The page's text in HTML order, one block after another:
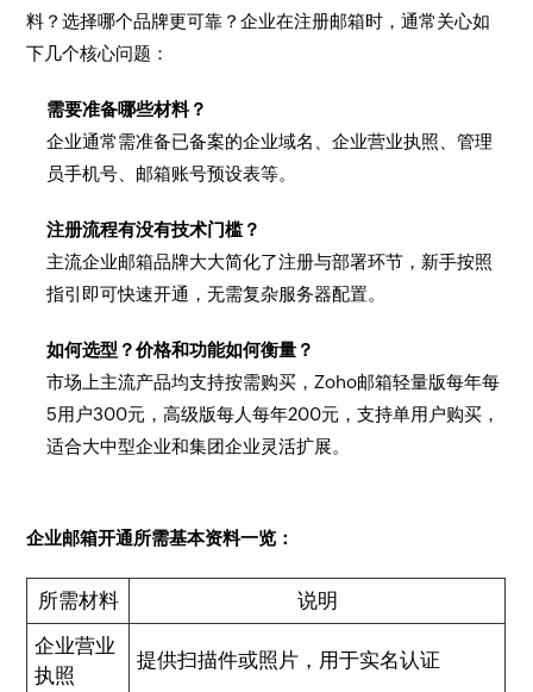
料？选择哪个品牌更可靠？企业在注册邮箱时，通常关心如
下几个核心问题：
需要准备哪些材料？
企业通常需准备已备案的企业域名、企业营业执照、管理
员手机号、邮箱账号预设表等。
注册流程有没有技术门槛？
主流企业邮箱品牌大大简化了注册与部署环节，新手按照
指引即可快速开通，无需复杂服务器配置。
如何选型？价格和功能如何衡量？
市场上主流产品均支持按需购买，Zoho邮箱轻量版每年每
5用户300元，高级版每人每年200元，支持单用户购买，
适合大中型企业和集团企业灵活扩展。
企业邮箱开通所需基本资料一览：
所需材料
说明
企业营业
执照
提供扫描件或照片，用于实名认证